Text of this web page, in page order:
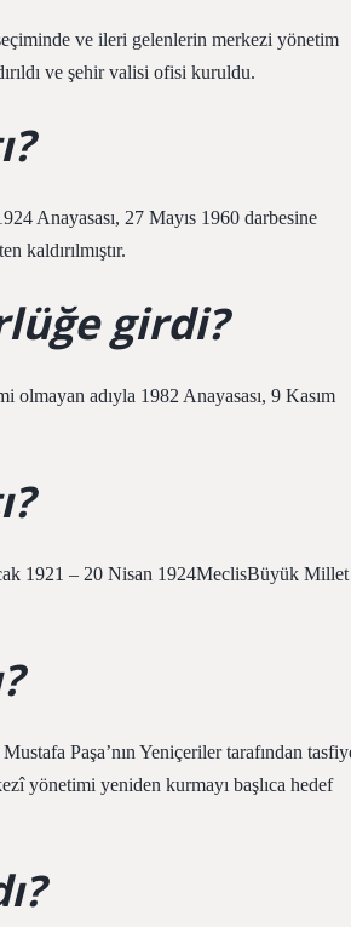
ve ileri gelenlerin merkezi yönetim
ve şehir valisi ofisi kuruldu.
Anayasası, 27 Mayıs 1960 darbesine
kaldırılmıştır.
girdi?
olmayan adıyla 1982 Anayasası, 9 Kasım
1921 – 20 Nisan 1924MeclisBüyük Millet
Paşa’nın Yeniçeriler tarafından
yönetimi yeniden kurmayı başlıca hedef